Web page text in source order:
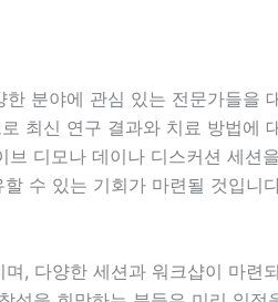
분야에 관심 있는 전문가들을
최신 연구 결과와 치료 방법에
브 디모나 데이나 디스커션 세션
수 있는 기회가 마련될 것입니
, 다양한 세션과 워크샵이 마련